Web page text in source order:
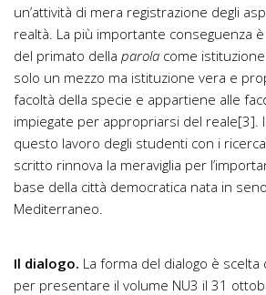
un’attività di mera registrazione degli
realtà. La più importante conseguenza
del primato della parola come
solo un mezzo ma istituzione vera e
facoltà della specie e appartiene alle
impiegate per appropriarsi del reale[3].
questo lavoro degli studenti con i
scritto rinnova la meraviglia per
base della città democratica nata in
Mediterraneo.
Il dialogo. La forma del dialogo è scelta
per presentare il volume NU3 il 31